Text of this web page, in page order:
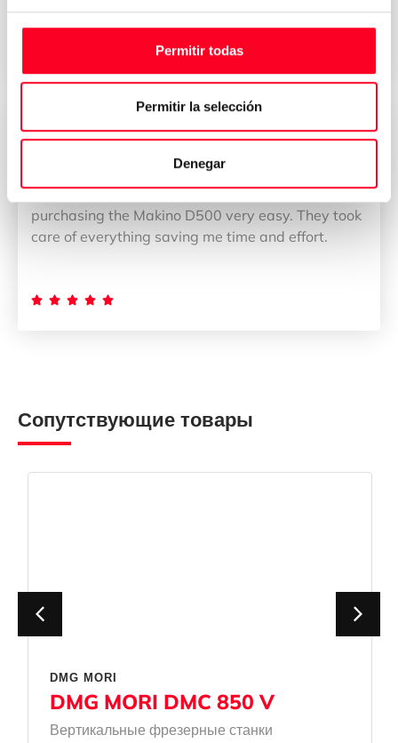
Permitir todas
Permitir la selección
Denegar
Cillian Weber
The team at 3axisgroup made the process of
purchasing the Makino D500 very easy. They took
care of everything saving me time and effort.
    
Сопутствующие товары
DMG MORI
DMG MORI DMC 850 V
Вертикальные фрезерные станки